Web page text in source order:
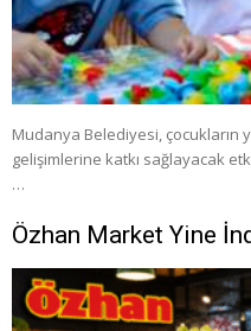
Mudanya Belediyesi, çocukların
gelişimlerine katkı sağlayacak
…
Özhan Market Yine